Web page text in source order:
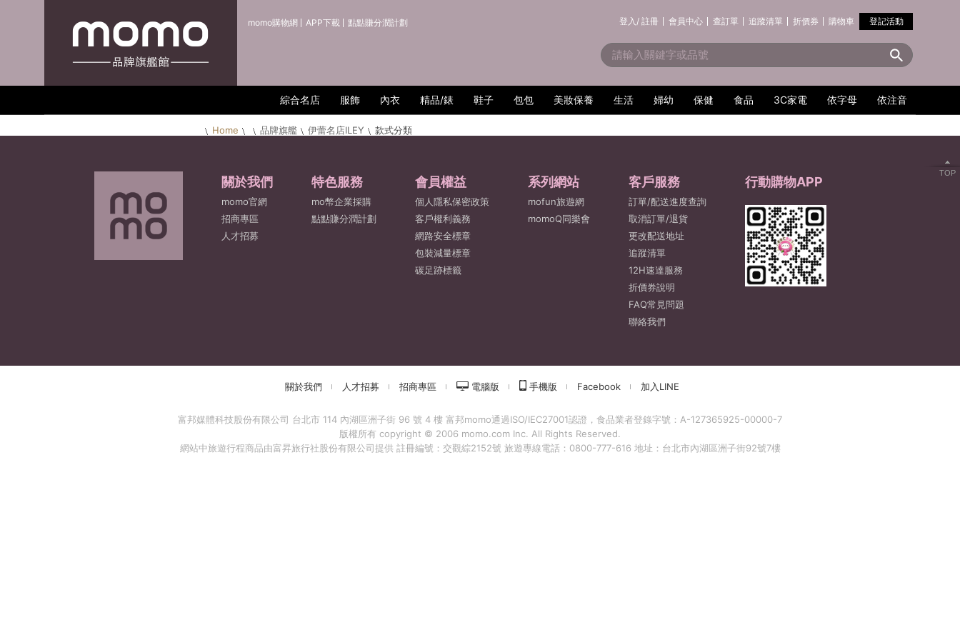
momo購物網 APP下載 點點賺分潤計劃 登記活動
登入/ 註冊 會員中心 查訂單 追蹤清單 折價券 購物車
綜合名店 服飾 內衣 精品/錶 鞋子 包包 美妝保養 生活 婦幼 保健 食品 3C家電 依字母 依注音
Home 品牌旗艦 伊蕾名店ILEY 款式分類
TOP
關於我們
momo官網
招商專區
人才招募
特色服務
mo幣企業採購
點點賺分潤計劃
會員權益
個人隱私保密政策
客戶權利義務
網路安全標章
包裝減量標章
碳足跡標籤
系列網站
mofun旅遊網
momoQ同樂會
客戶服務
訂單/配送進度查詢
取消訂單/退貨
更改配送地址
追蹤清單
12H速達服務
折價券說明
FAQ常見問題
聯絡我們
行動購物APP
關於我們 人才招募 招商專區 電腦版 手機版 Facebook 加入LINE
富邦媒體科技股份有限公司 台北市 114 內湖區洲子街 96 號 4 樓 富邦momo通過ISO/IEC27001認證，食品業者登錄字號：A-127365925-00000-7
版權所有 copyright © 2006 momo.com Inc. All Rights Reserved.
網站中旅遊行程商品由富昇旅行社股份有限公司提供 註冊編號：交觀綜2152號 旅遊專線電話：0800-777-616 地址：台北市內湖區洲子街92號7樓